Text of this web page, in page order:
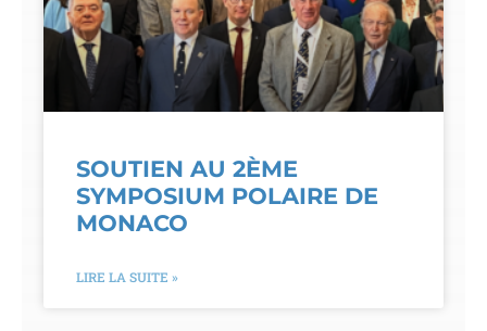
SOUTIEN AU 2ÈME
SYMPOSIUM POLAIRE DE
MONACO
LIRE LA SUITE »